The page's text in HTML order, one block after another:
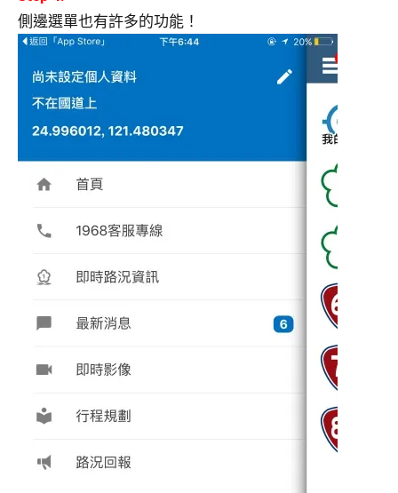
側邊選單也有許多的功能！